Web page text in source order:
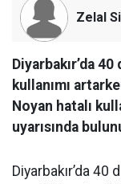
Zelal
Diyarbakır’da
kullanımı
Noyan hatalı
uyarısında
Diyarbakır’da 40